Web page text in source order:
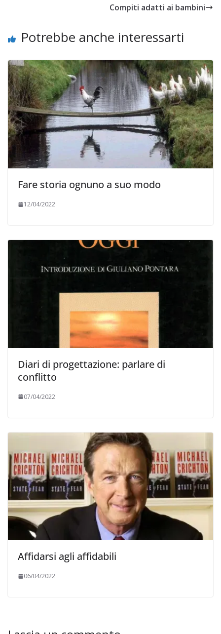
Compiti adatti ai bambini
Potrebbe anche interessarti
Fare storia ognuno a suo modo
12/04/2022
Diari di progettazione: parlare di
conflitto
07/04/2022
Affidarsi agli affidabili
06/04/2022